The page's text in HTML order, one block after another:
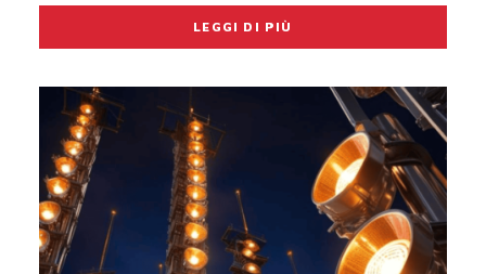
LEGGI DI PIÙ